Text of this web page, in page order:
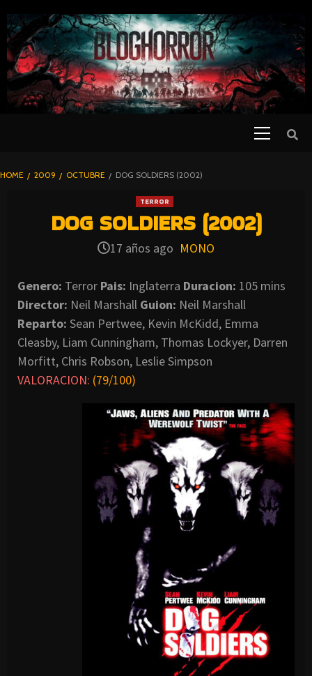
TO
CONTENT
BLOGHORROR
HOME 2009 OCTUBRE DOG SOLDIERS (2002)
TERROR
DOG SOLDIERS (2002)
17 años ago MONO
Genero: Terror Pais: Inglaterra Duracion: 105 mins
Director: Neil Marshall Guion: Neil Marshall
Reparto: Sean Pertwee, Kevin McKidd, Emma
Cleasby, Liam Cunningham, Thomas Lockyer, Darren
Morfitt, Chris Robson, Leslie Simpson
VALORACION: (79/100)